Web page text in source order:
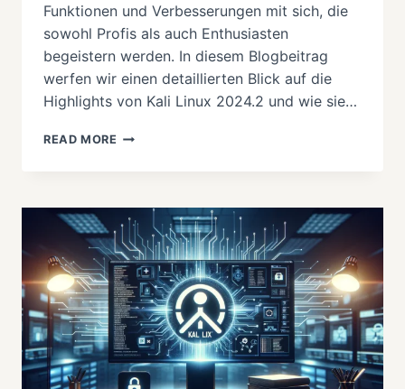
Funktionen und Verbesserungen mit sich, die
sowohl Profis als auch Enthusiasten
begeistern werden. In diesem Blogbeitrag
werfen wir einen detaillierten Blick auf die
Highlights von Kali Linux 2024.2 und wie sie…
READ MORE KALI
UMFASSENDER
ÜBERBLICK
ÜBER
DIE
NEUEN
FEATURES